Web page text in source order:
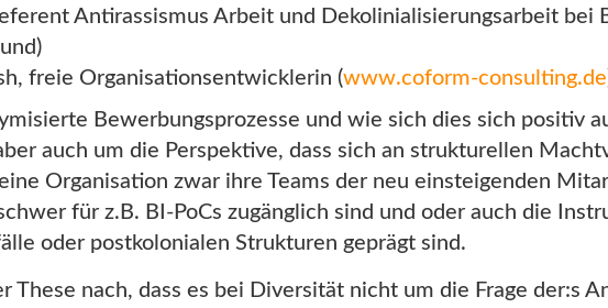
Antirassismus Arbeit und Dekolinialisierungsarbeit
und)
freie Organisationsentwicklerin (www.coform-consulting.de
Bewerbungsprozesse und wie sich dies sich positiv
auch um die Perspektive, dass sich an strukturellen
Organisation zwar ihre Teams der neu einsteigenden
für z.B. BI-PoCs zugänglich sind und oder auch die
oder postkolonialen Strukturen geprägt sind.
These nach, dass es bei Diversität nicht um die Frage der:s